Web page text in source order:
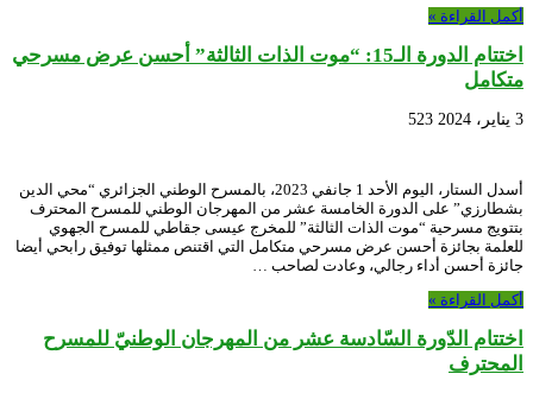
أكمل القراءة »
اختتام الدورة الـ15: “موت الذات الثالثة” أحسن عرض مسرحي
متكامل
3 يناير، 2024 523
أسدل الستار، اليوم الأحد 1 جانفي 2023، بالمسرح الوطني الجزائري “محي الدين
بشطارزي” على الدورة الخامسة عشر من المهرجان الوطني للمسرح المحترف
بتتويج مسرحية “موت الذات الثالثة” للمخرج عيسى جقاطي للمسرح الجهوي
للعلمة بجائزة أحسن عرض مسرحي متكامل التي اقتنص ممثلها توفيق رابحي أيضا
جائزة أحسن أداء رجالي، وعادت لصاحب …
أكمل القراءة »
اختتام الدّورة السّادسة عشر من المهرجان الوطنيّ للمسرح
المحترف